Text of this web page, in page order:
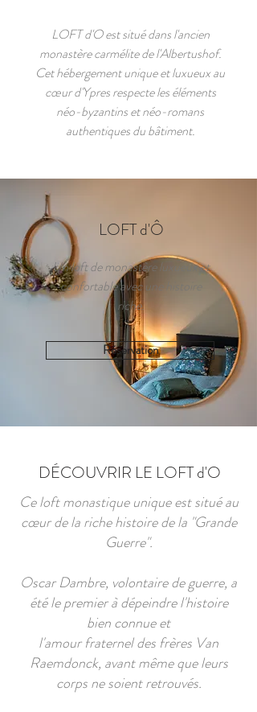
LOFT d'O est situé dans l'ancien
monastère carmélite de l'Albertushof.
Cet hébergement unique et luxueux au
cœur d'Ypres respecte les éléments
néo-byzantins et néo-romans
authentiques du bâtiment.
LOFT d'Ô
Un loft de monastère luxueux et
confortable avec une histoire
riche.
Réservation
DÉCOUVRIR LE LOFT d'O
Ce loft monastique unique est situé au
cœur de la riche histoire de la "Grande
Guerre".
Oscar Dambre, volontaire de guerre, a
été le premier à dépeindre l'histoire
bien connue et
l'amour fraternel des frères Van
Raemdonck, avant même que leurs
corps ne soient retrouvés.